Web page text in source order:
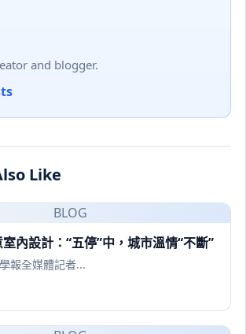
and blogger.
Like
BLOG
內設計：“五停”中，城市溫情“不斷”
報全媒體記者...